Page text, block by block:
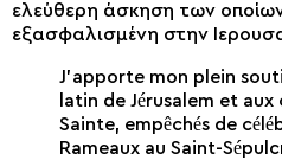
ελεύθερη άσκηση των οποίων
εξασφαλισμένη στην
J’apporte mon plein
latin de Jérusalem et
Sainte, empêchés de
Rameaux au Saint-